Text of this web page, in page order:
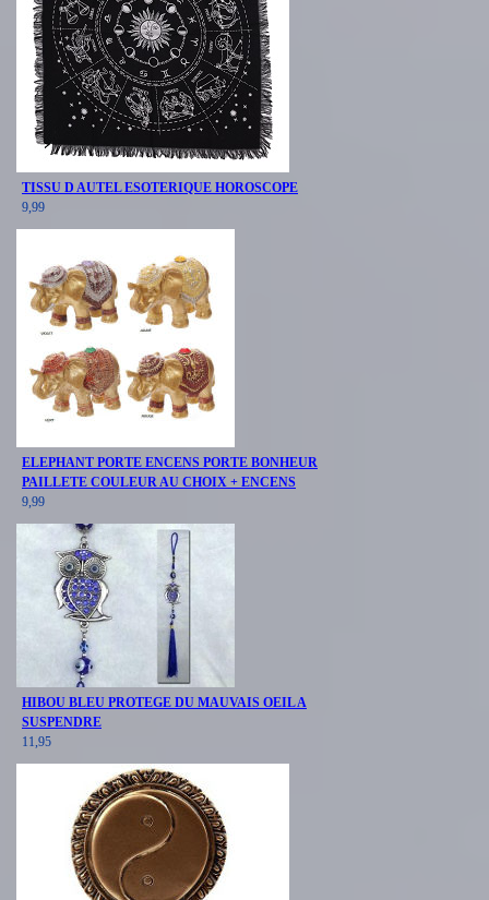
TISSU D AUTEL ESOTERIQUE HOROSCOPE
9,99
ELEPHANT PORTE ENCENS PORTE BONHEUR
PAILLETE COULEUR AU CHOIX + ENCENS
9,99
HIBOU BLEU PROTEGE DU MAUVAIS OEIL A
SUSPENDRE
11,95